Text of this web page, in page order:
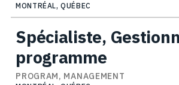
MONTRÉAL, QUÉBEC
Spécialiste,
programme
PROGRAM, MANAGEMENT